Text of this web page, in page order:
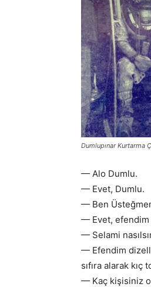
Dumlupınar Kurtarma
— Alo Dumlu.
— Evet, Dumlu.
— Ben
— Evet, efendim
— Selami
— Efendim
sıfıra alarak
— Kaç kişisiniz